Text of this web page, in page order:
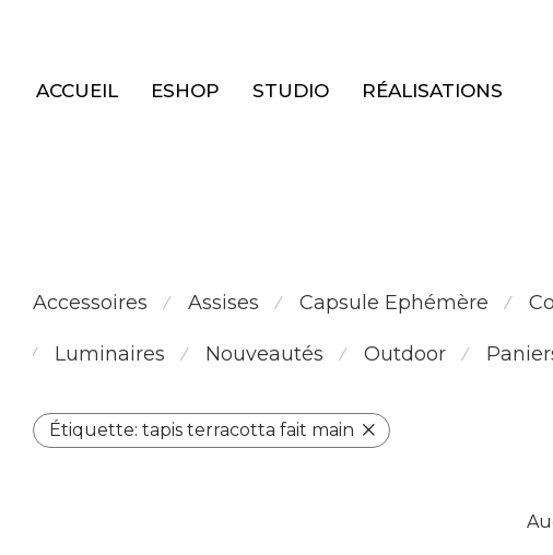
ACCUEIL ESHOP STUDIO RÉALISATIONS
Accessoires ⁄ Assises ⁄ Capsule Ephémère ⁄
⁄ Luminaires ⁄ Nouveautés ⁄ Outdoor ⁄
Étiquette: tapis terracotta fait main